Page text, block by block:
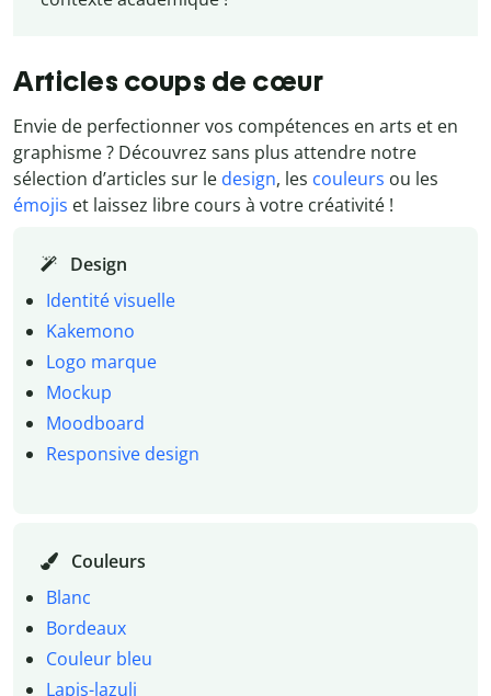
Articles coups de cœur
Envie de perfectionner vos compétences en arts et en
graphisme ? Découvrez sans plus attendre notre
sélection d’articles sur le design, les couleurs ou les
émojis et laissez libre cours à votre créativité !
Design
Identité visuelle
Kakemono
Logo marque
Mockup
Moodboard
Responsive design
Couleurs
Blanc
Bordeaux
Couleur bleu
Lapis-lazuli